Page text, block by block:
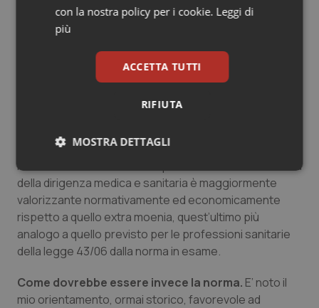
corrispondente al CCCNL della dirigenza medica e
sanitaria e cioè per ogni professionista del comparto
professionale di base e successivamente un incarico
professionale di alta specialità o di professionista
esperto o specialista o un incarico organizzativo o
quanto è quanto mai evidente e lo riaffermo che
l’esercizio dell’attività libero professionale intra moenia
della dirigenza medica e sanitaria è maggiormente
valorizzante normativamente ed economicamente
rispetto a quello extra moenia, quest’ultimo più
analogo a quello previsto per le professioni sanitarie
della legge 43/06 dalla norma in esame.
Come dovrebbe essere invece la norma. E’ noto il
mio orientamento, ormai storico, favorevole ad
con la nostra policy per i cookie. Leggi di
più
ACCETTA TUTTI
RIFIUTA
MOSTRA DETTAGLI
Necessari Statistici Marketing
I cookie necessari contribuiscono a rendere fruibile il